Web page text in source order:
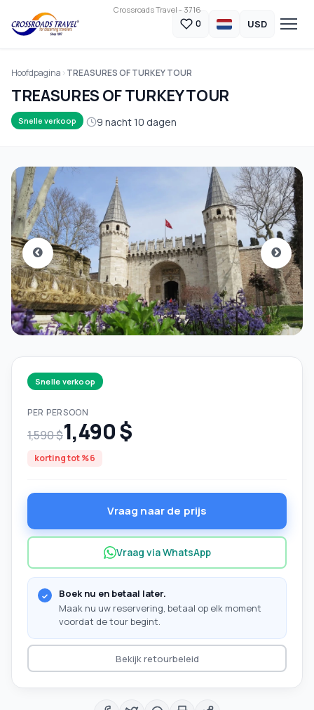
Crossroads Travel - 3716
0 USD
Hoofdpagina TREASURES OF TURKEY TOUR
TREASURES OF TURKEY TOUR
Snelle verkoop 9 nacht 10 dagen
Snelle verkoop
PER PERSOON
1,590 $1,490 $
korting tot %6
Vraag naar de prijs
Vraag via WhatsApp
Boek nu en betaal later.
Maak nu uw reservering, betaal op elk moment
voordat de tour begint.
Bekijk retourbeleid